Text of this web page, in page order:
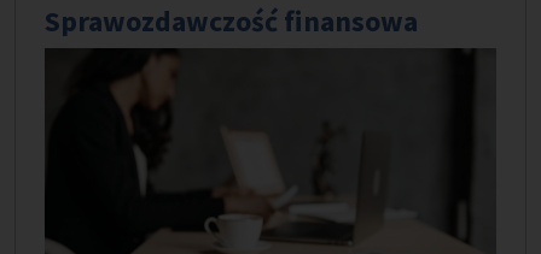
Sprawozdawczość finansowa